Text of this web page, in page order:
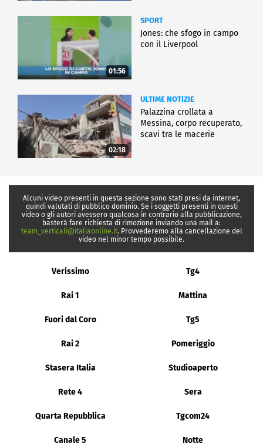
01:56
SPORT
Jones: che sfogo in campo
con il Liverpool
02:18
ULTIME NOTIZIE
Palazzina crollata a
Messina, corpo recuperato,
scavi tra le macerie
Alcuni video presenti in questa sezione sono stati presi da internet,
quindi valutati di pubblico dominio. Se i soggetti presenti in questi
video o gli autori avessero qualcosa in contrario alla pubblicazione,
basterà fare richiesta di rimozione inviando una mail a:
team_verticali@italiaonline.it. Provvederemo alla cancellazione del
video nel minor tempo possibile.
Verissimo Tg4
Rai 1 Mattina
Fuori dal Coro Tg5
Rai 2 Pomeriggio
Stasera Italia Studioaperto
Rete 4 Sera
Quarta Repubblica Tgcom24
Canale 5 Notte